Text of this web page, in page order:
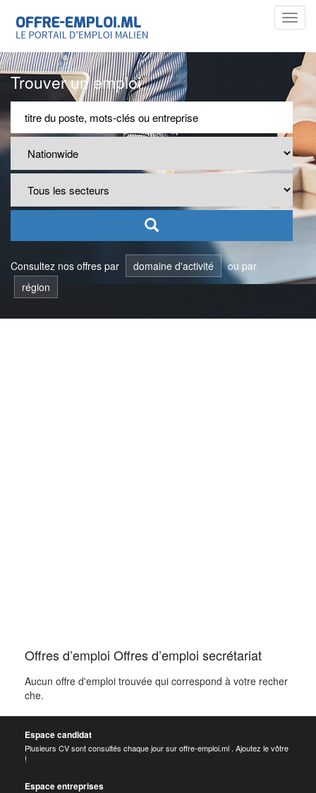
Trouver un emploi
Consultez nos offres par domaine d'activité
ou par
région
Offres d’emploi Offres d’emploi secrétariat
Aucun offre d'emploi trouvée qui correspond à votre recher
che.
Espace candidat
Plusieurs CV sont consultés chaque jour sur offre-emploi.ml . Ajoutez le vôtre
!
Espace entreprises